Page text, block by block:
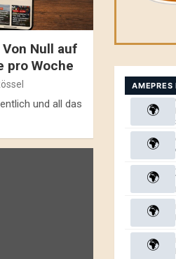
Null auf
pro Woche
und all das